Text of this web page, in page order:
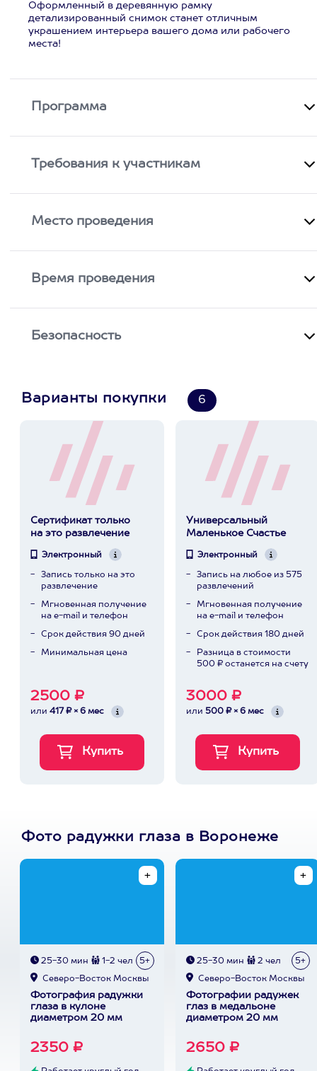
Оформленный в деревянную рамку
детализированный снимок станет отличным
украшением интерьера вашего дома или рабочего
места!
Программа
Требования к участникам
Место проведения
Время проведения
Безопасность
Варианты покупки 6
Сертификат только
на это развлечение
Электронный
Запись только на это
развлечение
Мгновенная получение
на e-mail и телефон
Срок действия 90 дней
Минимальная цена
2500 ₽
или 417 ₽ × 6 мес
Универсальный
Маленькое Счастье
Электронный
Запись на любое из 575
развлечений
Мгновенная получение
на e-mail и телефон
Срок действия 180 дней
Разница в стоимости
500 ₽ останется на счету
3000 ₽
или 500 ₽ × 6 мес
Фото радужки глаза в Воронеже
25-30 мин 1-2 чел 5+
Северо-Восток Москвы
Фотография радужки
глаза в кулоне
диаметром 20 мм
2350 ₽
25-30 мин 2 чел 5+
Северо-Восток Москвы
Фотографии радужек
глаз в медальоне
диаметром 20 мм
2650 ₽